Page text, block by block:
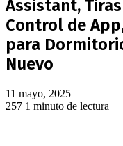
Assistant,
Control de
para
Nuevo
11 mayo, 2025
257 1 minuto de lectura